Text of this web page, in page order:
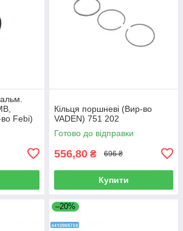
Febi)
Кільця поршневі (Вир-во
VADEN) 751 202
Готово до відправки
556,80 ₴ 696 ₴
Купити
–20%